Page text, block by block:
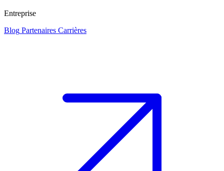
Entreprise
Blog Partenaires Carrières